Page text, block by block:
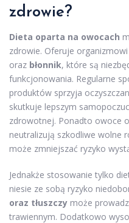
zdrowie?
Dieta oparta na owocach
zdrowie. Oferuje
oraz błonnik, które są
funkcjonowania. Regularne
produktów sprzyja
skutkuje lepszym
zdrowotnej. Ponadto owoce
neutralizują szkodliwe wolne
może zmniejszać ryzyko
Jednakże stosowanie tylko
niesie ze sobą ryzyko
oraz tłuszczy może
trawiennym. Dodatkowo